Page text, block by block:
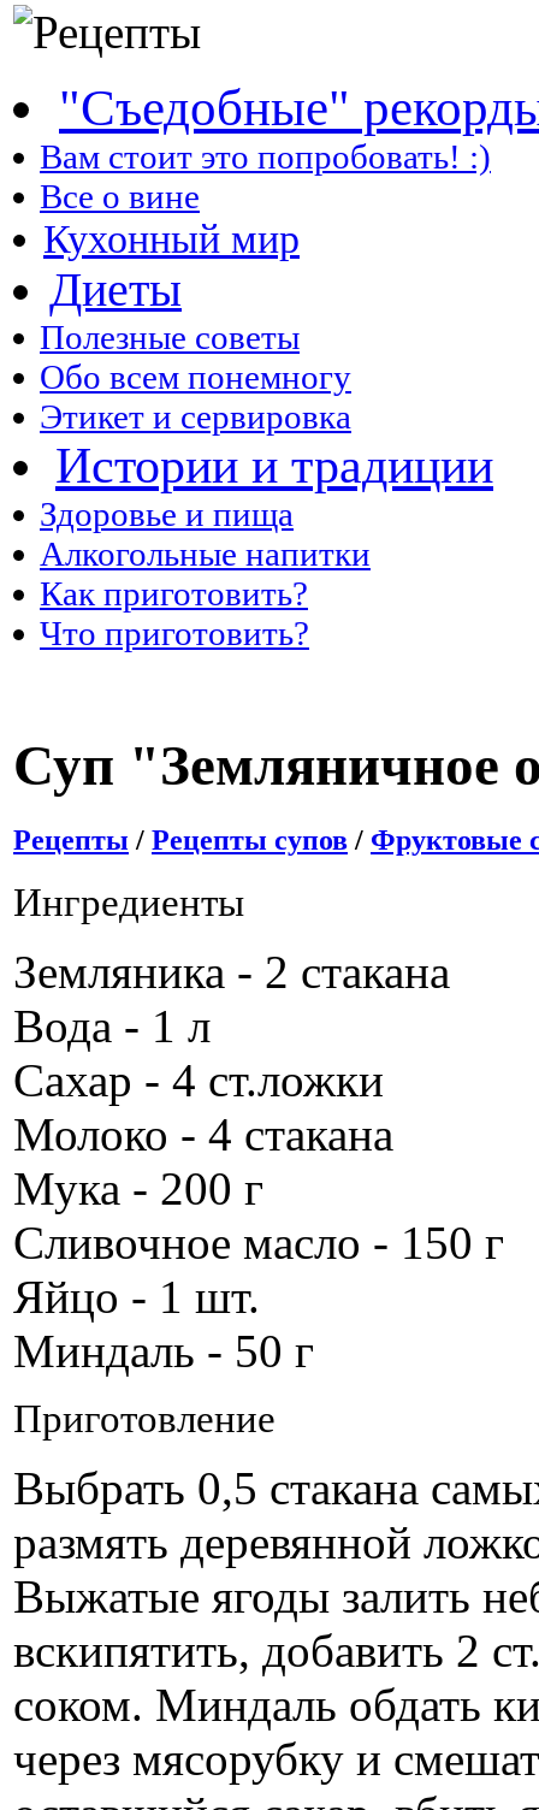
"Съедобные"
Вам стоит это попробовать! :)
Все о вине
Кухонный мир
Диеты
Полезные советы
Обо всем понемногу
Этикет и сервировка
Истории и традиции
Здоровье и пища
Алкогольные напитки
Как приготовить?
Что приготовить?
Суп "Земляничное
Рецепты / Рецепты супов / Фруктовые
Ингредиенты
Земляника - 2 стакана
Вода - 1 л
Сахар - 4 ст.ложки
Молоко - 4 стакана
Мука - 200 г
Сливочное масло - 150 г
Яйцо - 1 шт.
Миндаль - 50 г
Приготовление
Выбрать 0,5 стакана
размять деревянной
Выжатые ягоды залить
вскипятить, добавить 2
соком. Миндаль обдать
через мясорубку и